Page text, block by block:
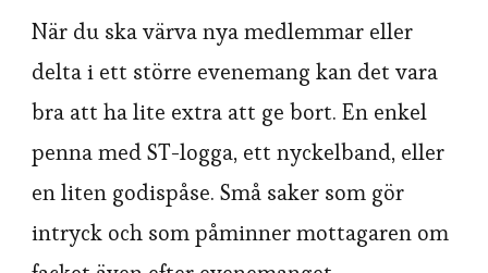
När du ska värva nya medlemmar eller
delta i ett större evenemang kan det vara
bra att ha lite extra att ge bort. En enkel
penna med ST-logga, ett nyckelband, eller
en liten godispåse. Små saker som gör
intryck och som påminner mottagaren om